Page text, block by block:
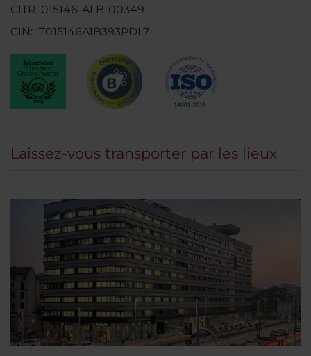
CITR: 015146-ALB-00349
CIN: IT015146A1B393PDL7
Laissez-vous transporter par les lieux